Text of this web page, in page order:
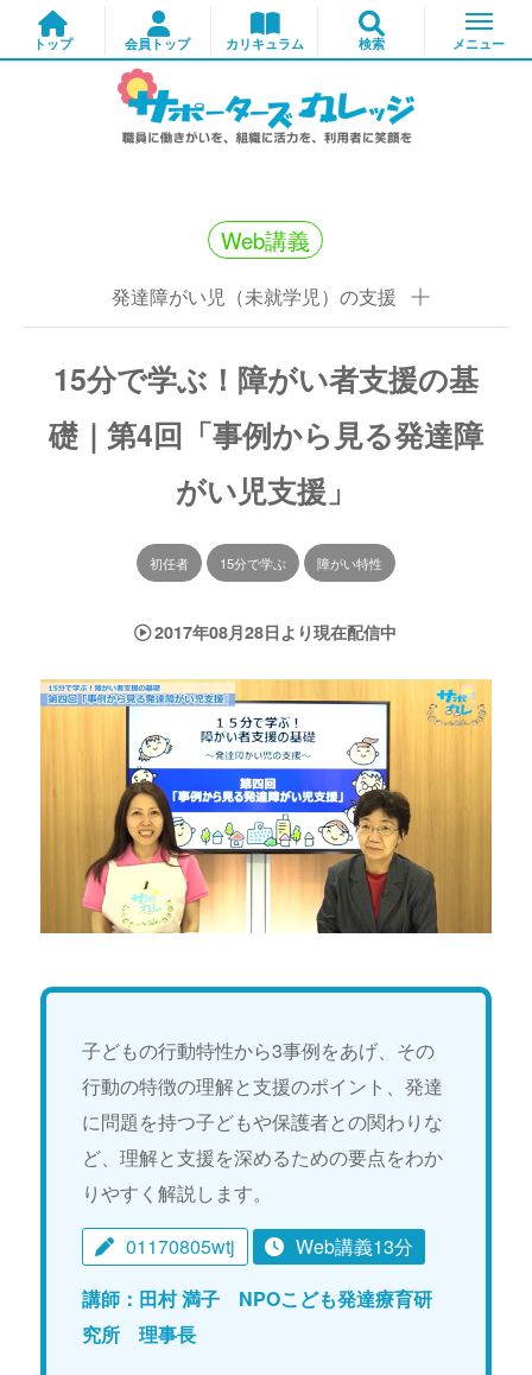
Web講義
発達障がい児（未就学児）の支援
15分で学ぶ！障がい者支援の基
礎｜第4回「事例から見る発達障
がい児支援」
初任者 15分で学ぶ 障がい特性
2017年08月28日より現在配信中
子どもの行動特性から3事例をあげ、その
行動の特徴の理解と支援のポイント、発達
に問題を持つ子どもや保護者との関わりな
ど、理解と支援を深めるための要点をわか
りやすく解説します。
01170805wtj
Web講義13分
講師：田村 満子 NPOこども発達療育研
究所 理事長